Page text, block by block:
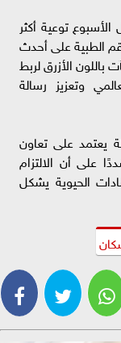
توعية أكثر
4,000 من الطواقم الطبية على أحدث
باللون الأزرق لربط
وتعزيز رسالة
يعتمد على تعاون
على أن الالتزام
الحيوية يشكل